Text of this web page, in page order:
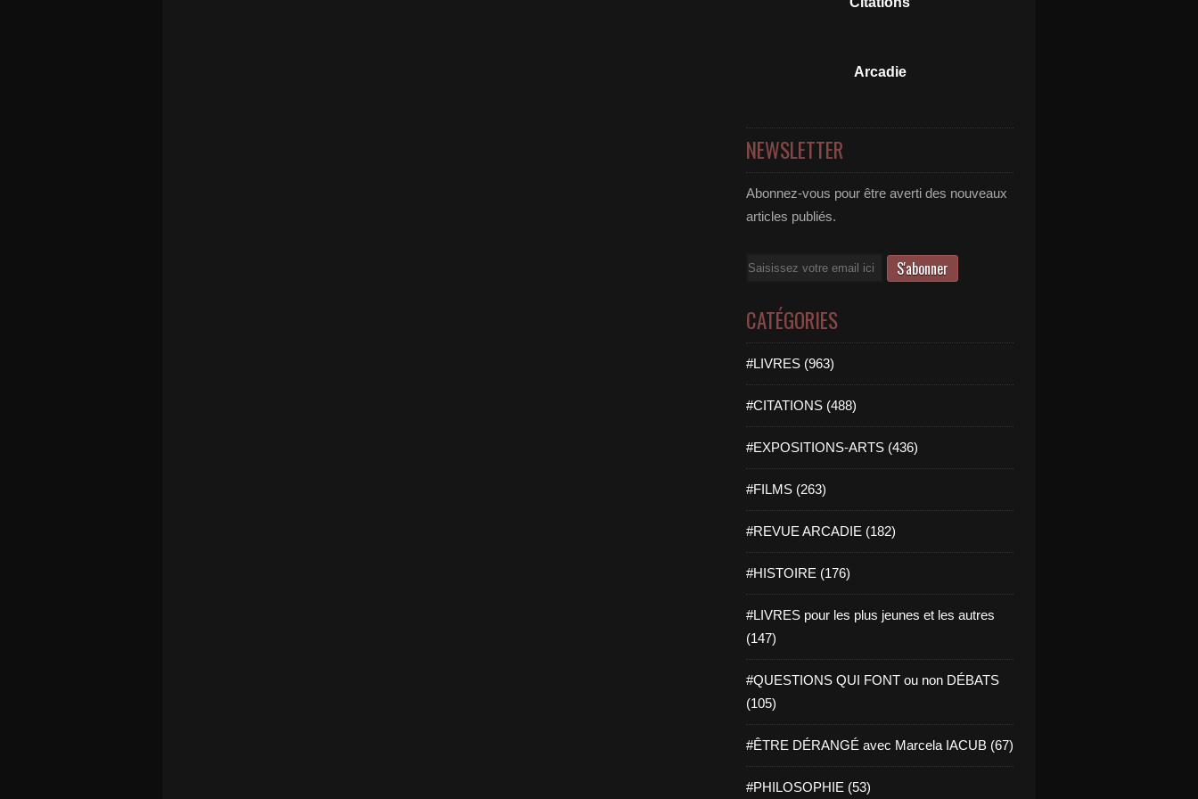
Arcadie
NEWSLETTER
Abonnez-vous pour être averti des nouveaux
articles publiés.
Email
CATÉGORIES
#LIVRES (963)
#CITATIONS (488)
#EXPOSITIONS-ARTS (436)
#FILMS (263)
#REVUE ARCADIE (182)
#HISTOIRE (176)
#LIVRES pour les plus jeunes et les autres
(147)
#QUESTIONS QUI FONT ou non DÉBATS
(105)
#ÊTRE DÉRANGÉ avec Marcela IACUB (67)
#PHILOSOPHIE (53)